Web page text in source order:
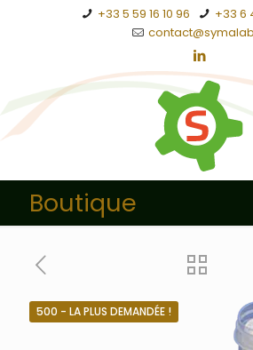
+33 5 59 16 10 96
+33 6
Boutique
500 - LA PLUS DEMANDÉE !